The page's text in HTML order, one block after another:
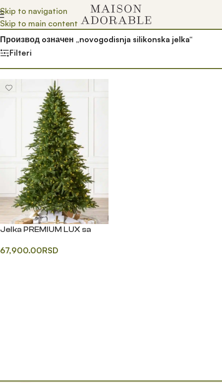
Skip to navigation
Skip to main content
Почетна/Prodavnica/
Производ oзначен „novogodisnja silikonska jelka“
Filteri
Jelka PREMIUM LUX sa
67,900.00RSD